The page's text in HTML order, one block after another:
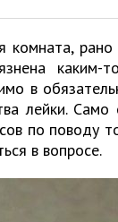
комната,
каким-
в
лейки.
по поводу
в вопросе.